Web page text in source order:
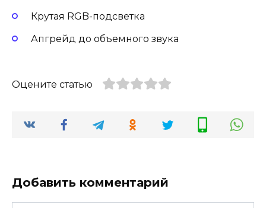
Крутая RGB-подсветка
Апгрейд до объемного звука
Оцените статью
Добавить комментарий